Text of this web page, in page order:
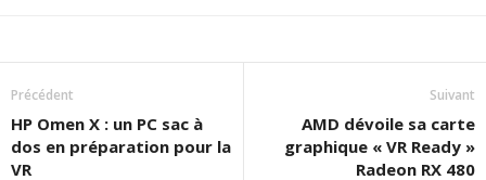
Précédent
HP Omen X : un PC sac à
dos en préparation pour la
VR
Suivant
AMD dévoile sa carte
graphique « VR Ready »
Radeon RX 480